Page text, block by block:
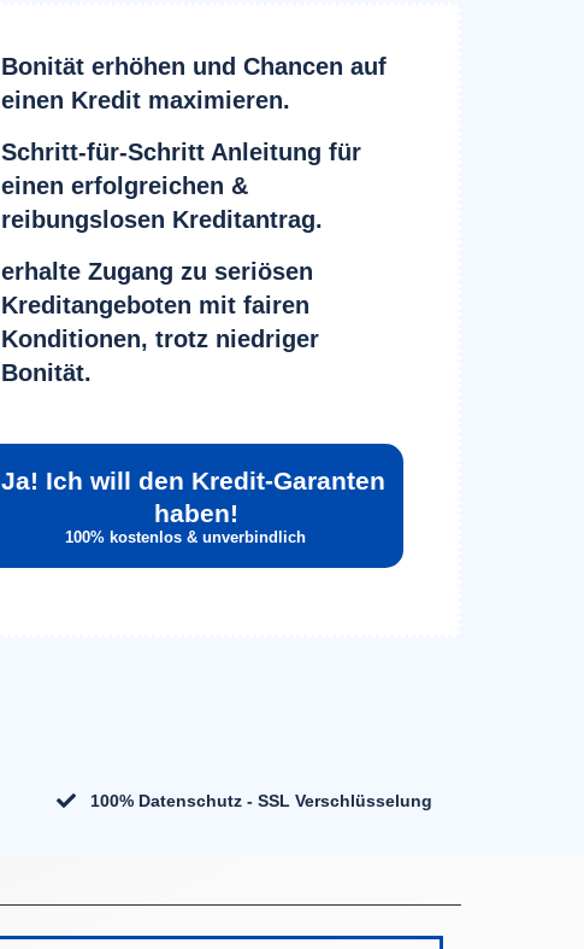
Bonität erhöhen und Chancen auf
einen Kredit maximieren.
Schritt-für-Schritt Anleitung für
einen erfolgreichen &
reibungslosen Kreditantrag.
erhalte Zugang zu seriösen
Kreditangeboten mit fairen
Konditionen, trotz niedriger
Bonität.
Ja! Ich will den Kredit-Garanten
haben!
100% kostenlos & unverbindlich
100% Datenschutz - SSL Verschlüsselung